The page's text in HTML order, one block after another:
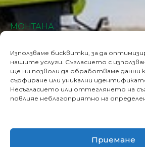
Използваме бисквитки, за да
нашите услуги. Съгласието с
ще ни позволи да обработваме данни
сърфиране или уникални
Несъгласието или оттеглянето на
повлияе неблагоприятно на
Приемане
МОНТАНА
Страхил Стоянов
Ръководител на филиал
0882 707 812
strahil.stoyanov@rapidkb.com